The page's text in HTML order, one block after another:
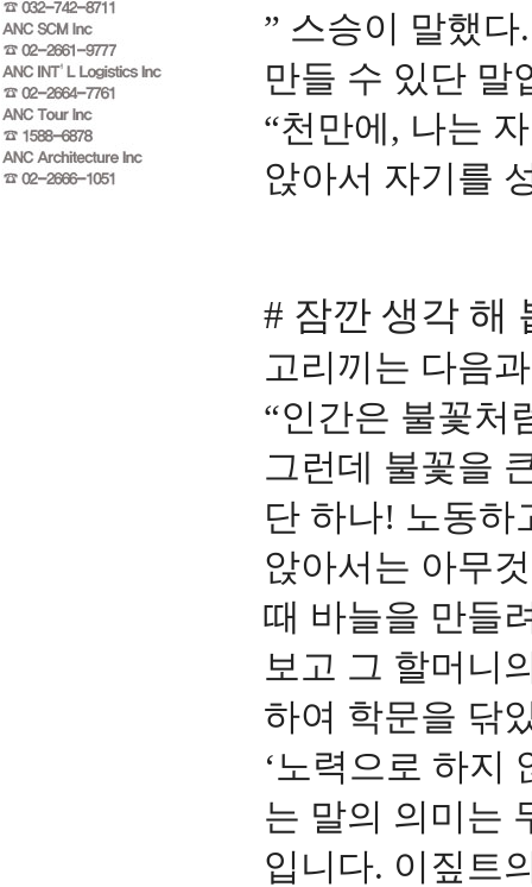
” 스승이 말했다
만들 수 있단 말
“천만에, 나는
앉아서 자기를
# 잠깐 생각 해
고리끼는 다음
“인간은 불꽃처
그런데 불꽃을
단 하나! 노동하
앉아서는 아무
때 바늘을 만들
보고 그 할머니
하여 학문을 닦
‘노력으로 하지
는 말의 의미는
입니다. 이짚트